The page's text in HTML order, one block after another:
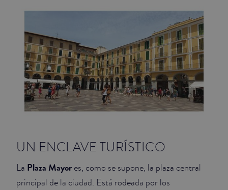
UN ENCLAVE TURÍSTICO
La Plaza Mayor es, como se supone, la plaza central
principal de la ciudad. Está rodeada por los